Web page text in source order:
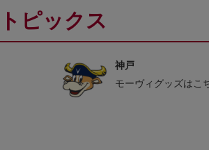
トピックス
神戸
モーヴィグッズはこ